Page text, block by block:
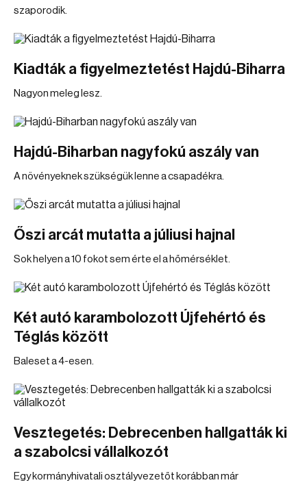
szaporodik.
Kiadták a figyelmeztetést Hajdú-Biharra
Nagyon meleg lesz.
Hajdú-Biharban nagyfokú aszály van
A növényeknek szükségük lenne a csapadékra.
Őszi arcát mutatta a júliusi hajnal
Sok helyen a 10 fokot sem érte el a hőmérséklet.
Két autó karambolozott Újfehértó és
Téglás között
Baleset a 4-esen.
Vesztegetés: Debrecenben hallgatták ki
a szabolcsi vállalkozót
Egy kormányhivatali osztályvezetőt korábban már